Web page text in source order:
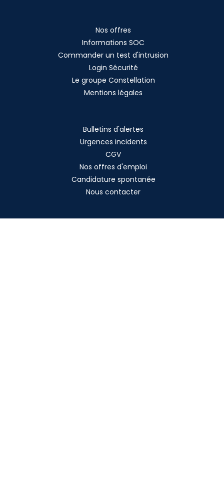
Nos offres
Informations SOC
Commander un test d'intrusion
Login Sécurité
Le groupe Constellation
Mentions légales
Bulletins d'alertes
Urgences incidents
CGV
Nos offres d'emploi
Candidature spontanée
Nous contacter